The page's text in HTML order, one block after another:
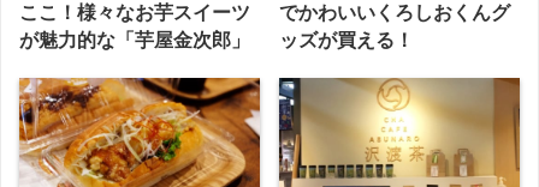
ここ！様々なお芋スイーツ
が魅力的な「芋屋金次郎」
でかわいいくろしおくんグ
ッズが買える！